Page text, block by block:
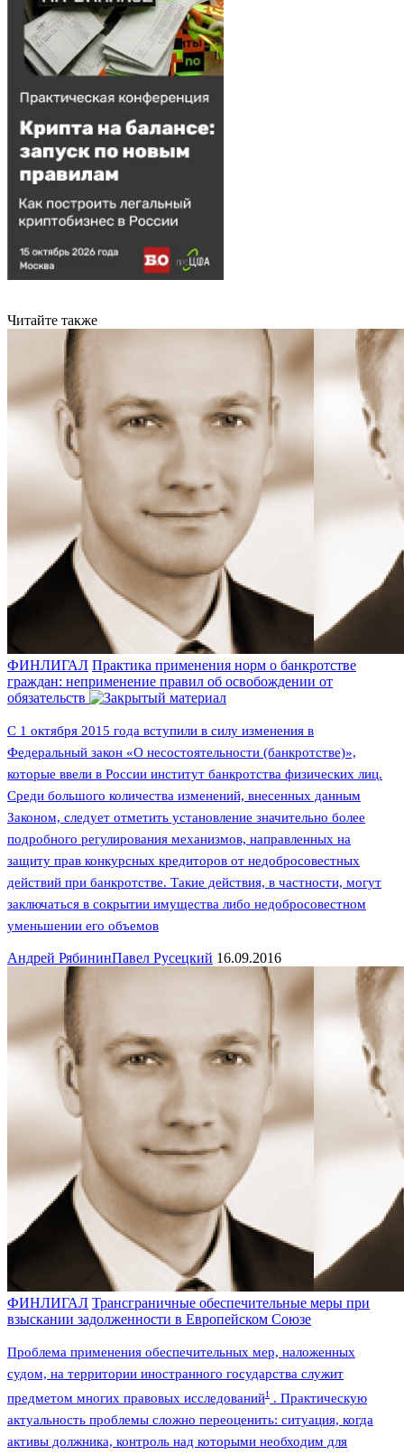
Читайте также
ФИНЛИГАЛ Практика применения норм о банкротстве
граждан: неприменение правил об освобождении от
обязательств
С 1 октября 2015 года вступили в силу изменения в
Федеральный закон «О несостоятельности (банкротстве)»,
которые ввели в России институт банкротства физических лиц.
Среди большого количества изменений, внесенных данным
Законом, следует отметить установление значительно более
подробного регулирования механизмов, направленных на
защиту прав конкурсных кредиторов от недобросовестных
действий при банкротстве. Такие действия, в частности, могут
заключаться в сокрытии имущества либо недобросовестном
уменьшении его объемов
Андрей РябининПавел Русецкий 16.09.2016
ФИНЛИГАЛ Трансграничные обеспечительные меры при
взыскании задолженности в Европейском Союзе
Проблема применения обеспечительных мер, наложенных
судом, на территории иностранного государства служит
предметом многих правовых исследований1 . Практическую
актуальность проблемы сложно переоценить: ситуация, когда
активы должника, контроль над которыми необходим для